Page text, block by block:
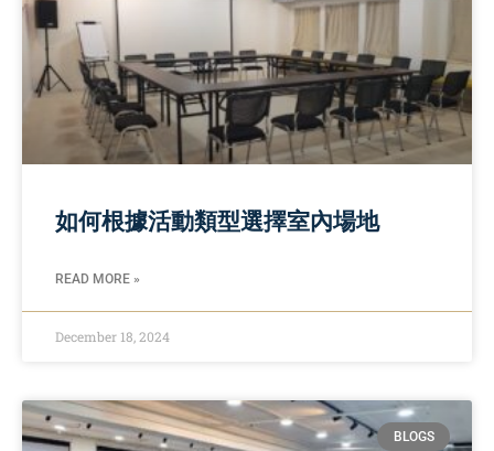
如何根據活動類型選擇室內場地
READ MORE »
December 18, 2024
BLOGS